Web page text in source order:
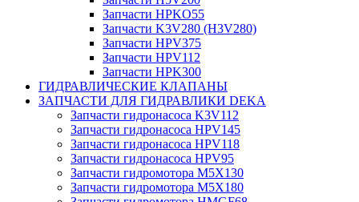
Запчасти HPKO55
Запчасти K3V280 (H3V280)
Запчасти HPV375
Запчасти HPV112
Запчасти HPK300
ГИДРАВЛИЧЕСКИЕ КЛАПАНЫ
ЗАПЧАСТИ ДЛЯ ГИДРАВЛИКИ DEKA
Запчасти гидронасоса K3V112
Запчасти гидронасоса HPV145
Запчасти гидронасоса HPV118
Запчасти гидронасоса HPV95
Запчасти гидромотора M5X130
Запчасти гидромотора M5X180